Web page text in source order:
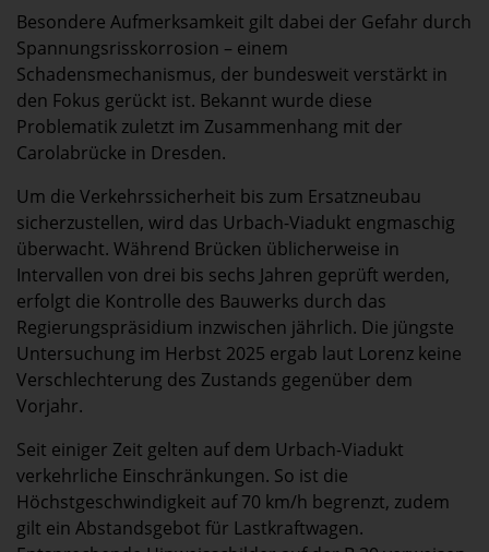
Besondere Aufmerksamkeit gilt dabei der Gefahr durch
Spannungsrisskorrosion – einem
Schadensmechanismus, der bundesweit verstärkt in
den Fokus gerückt ist. Bekannt wurde diese
Problematik zuletzt im Zusammenhang mit der
Carolabrücke in Dresden.
Um die Verkehrssicherheit bis zum Ersatzneubau
sicherzustellen, wird das Urbach-Viadukt engmaschig
überwacht. Während Brücken üblicherweise in
Intervallen von drei bis sechs Jahren geprüft werden,
erfolgt die Kontrolle des Bauwerks durch das
Regierungspräsidium inzwischen jährlich. Die jüngste
Untersuchung im Herbst 2025 ergab laut Lorenz keine
Verschlechterung des Zustands gegenüber dem
Vorjahr.
Seit einiger Zeit gelten auf dem Urbach-Viadukt
verkehrliche Einschränkungen. So ist die
Höchstgeschwindigkeit auf 70 km/h begrenzt, zudem
gilt ein Abstandsgebot für Lastkraftwagen.